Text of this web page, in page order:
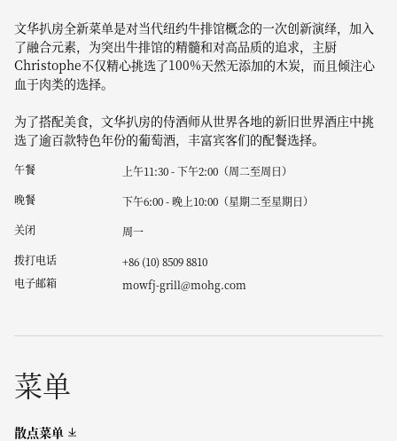
文华扒房全新菜单是对当代纽约牛排馆概念的一次创新演绎，加入
了融合元素，为突出牛排馆的精髓和对高品质的追求，主厨
Christophe不仅精心挑选了100%天然无添加的木炭，而且倾注心
血于肉类的选择。
为了搭配美食，文华扒房的侍酒师从世界各地的新旧世界酒庄中挑
选了逾百款特色年份的葡萄酒，丰富宾客们的配餐选择。
午餐
上午11:30 - 下午2:00（周二至周日）
晚餐
下午6:00 - 晚上10:00（星期二至星期日）
关闭
周一
拨打电话
+86 (10) 8509 8810
电子邮箱
mowfj-grill@mohg.com
菜单
散点菜单